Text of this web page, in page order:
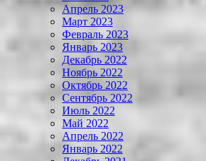
Апрель 2023
Март 2023
Февраль 2023
Январь 2023
Декабрь 2022
Ноябрь 2022
Октябрь 2022
Сентябрь 2022
Июль 2022
Май 2022
Апрель 2022
Январь 2022